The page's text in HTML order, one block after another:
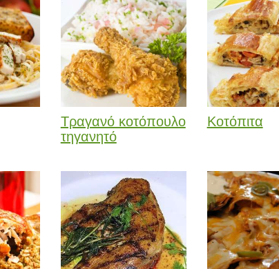
Τραγανό κοτόπουλο
τηγανητό
Κοτόπιτα